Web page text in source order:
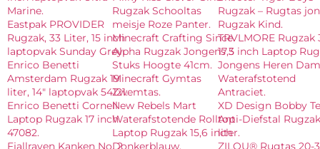
Marine.
Eastpak PROVIDER
Rugzak, 33 Liter, 15 inch
laptopvak Sunday Grey.
Enrico Benetti
Amsterdam Rugzak 19
liter, 14″ laptopvak 54121.
Enrico Benetti Cornell
Laptop Rugzak 17 inch
47082.
Fjallraven Kanken No. 2
Rugzak Schooltas
meisje Roze Panter.
Minecraft Crafting Since
Alpha Rugzak Jongens 5
Stuks Hoogte 41cm.
Minecraft Gymtas
Zwemtas.
New Rebels Mart
Waterafstotende Rolltop
Laptop Rugzak 15,6 inch
Donkerblauw.
Rugzak – Rugtas
Rugzak Kind.
TRVLMORE Rugzak
17,3 inch Laptop
Jongens Heren
Waterafstotend
Antraciet.
XD Design Bobby
Anti-Diefstal
liter.
ZILOU® Rugtas 20-